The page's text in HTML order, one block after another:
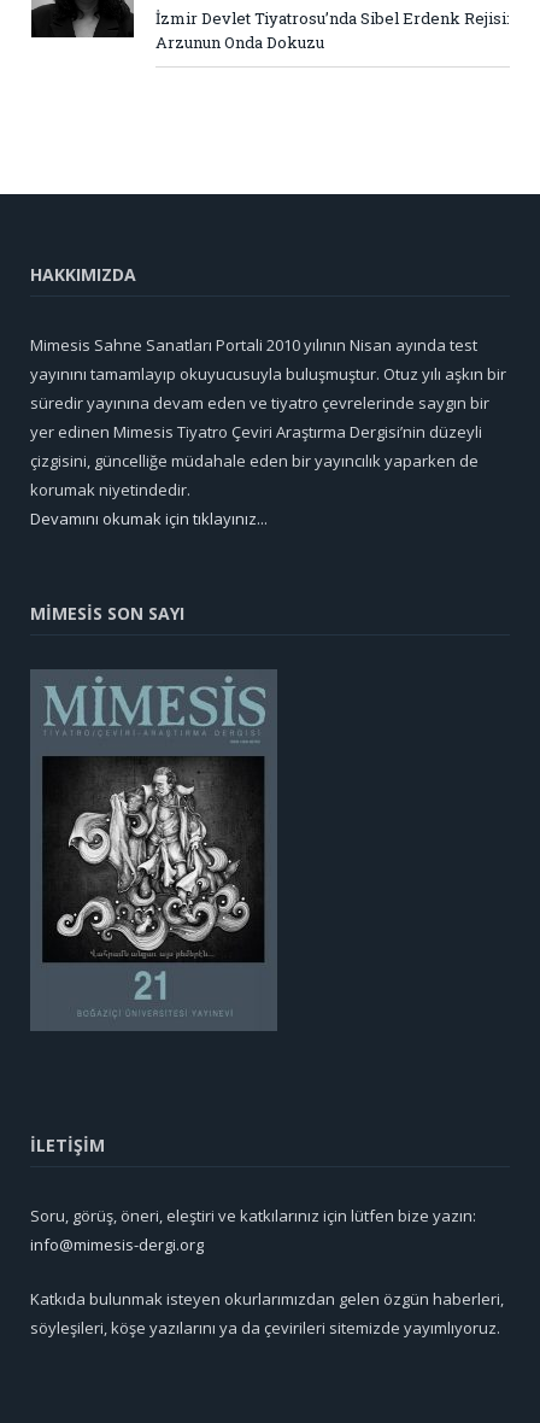
İzmir Devlet Tiyatrosu’nda Sibel Erdenk Rejisi:
Arzunun Onda Dokuzu
HAKKIMIZDA
Mimesis Sahne Sanatları Portali 2010 yılının Nisan ayında test
yayınını tamamlayıp okuyucusuyla buluşmuştur. Otuz yılı aşkın bir
süredir yayınına devam eden ve tiyatro çevrelerinde saygın bir
yer edinen Mimesis Tiyatro Çeviri Araştırma Dergisi’nin düzeyli
çizgisini, güncelliğe müdahale eden bir yayıncılık yaparken de
korumak niyetindedir.
Devamını okumak için tıklayınız...
MİMESİS SON SAYI
İLETİŞİM
Soru, görüş, öneri, eleştiri ve katkılarınız için lütfen bize yazın:
info@mimesis-dergi.org
Katkıda bulunmak isteyen okurlarımızdan gelen özgün haberleri,
söyleşileri, köşe yazılarını ya da çevirileri sitemizde yayımlıyoruz.